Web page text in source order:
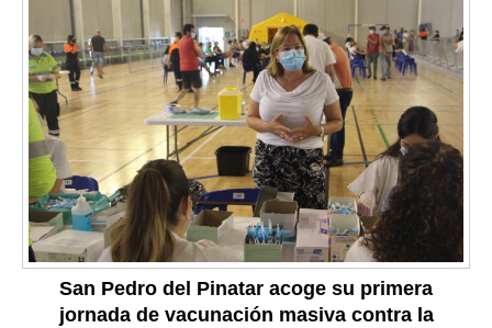
San Pedro del Pinatar acoge su primera
jornada de vacunación masiva contra la